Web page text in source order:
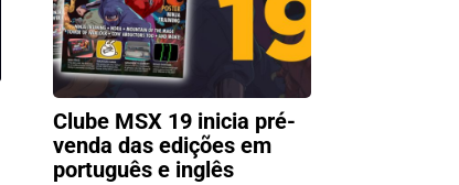
Clube MSX 19 inicia pré-
venda das edições em
português e inglês